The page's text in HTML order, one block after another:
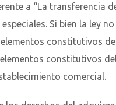
a “La transferencia
Si bien la ley
constitutivos
constitutivos
comercial.